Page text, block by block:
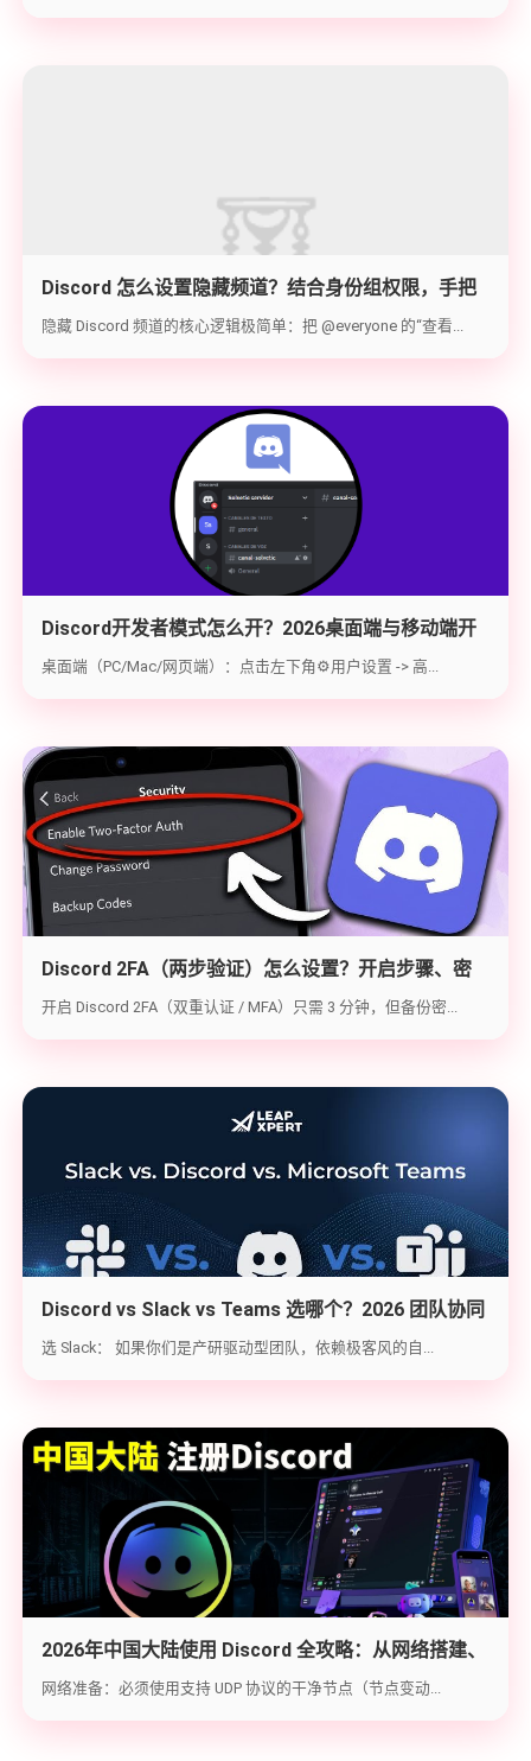
Discord 怎么设置隐藏频道？结合身份组权限，手把
手教你打造 100% 私密的专属频道
隐藏 Discord 频道的核心逻辑极简单：把 @everyone 的“查看...
Discord开发者模式怎么开？2026桌面端与移动端开
启教程与获取ID指南
桌面端（PC/Mac/网页端）：点击左下角⚙️用户设置 -> 高...
Discord 2FA（两步验证）怎么设置？开启步骤、密
钥备份与炸号救急（2026实战版）
开启 Discord 2FA（双重认证 / MFA）只需 3 分钟，但备份密...
Discord vs Slack vs Teams 选哪个？2026 团队协同
工具实战选型指南
选 Slack： 如果你们是产研驱动型团队，依赖极客风的自...
2026年中国大陆使用 Discord 全攻略：从网络搭建、
账号注册到防封避坑
网络准备：必须使用支持 UDP 协议的干净节点（节点变动...